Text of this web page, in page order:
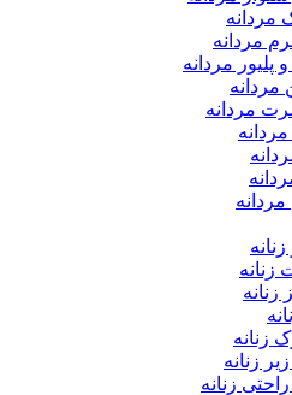
مردانه
مردانه
پلیور مردانه
مردانه
مردانه
مردانه
زنانه
زنانه
زنانه
زنانه
زنانه